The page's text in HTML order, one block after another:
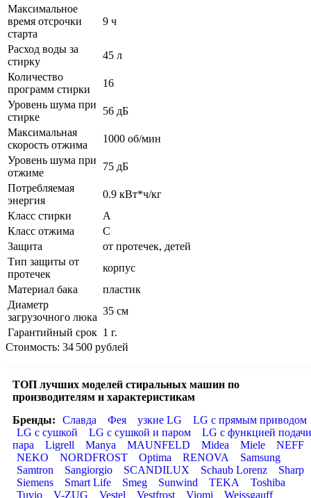
Максимальное
время отсрочки
старта
9 ч
Расход воды за
стирку
45 л
Количество
программ стирки
16
Уровень шума при
стирке
56 дБ
Максимальная
скорость отжима
1000 об/мин
Уровень шума при
отжиме
75 дБ
Потребляемая
энергия
0.9 кВт*ч/кг
Класс стирки
A
Класс отжима
C
Защита
от протечек, детей
Тип защиты от
протечек
корпус
Материал бака
пластик
Диаметр
загрузочного люка
35 см
Гарантийный срок 1 г.
Стоимость: 34 500 рублей
ТОП лучших моделей стиральных машин по
производителям и характеристикам
Бренды:
Славда Фея узкие LG
LG с прямым приводом
LG с сушкой
LG с сушкой и паром
LG с функцией подачи
пара
Ligrell Manya MAUNFELD Midea Miele
NEFF
NEKO
NORDFROST Optima RENOVA
Samsung
Samtron
Sangiorgio SCANDILUX Schaub Lorenz
Sharp
Siemens
Smart Life Smeg Sunwind TEKA
Toshiba
Tuvio
V-ZUG Vestel Vestfrost Viomi Weissgauff